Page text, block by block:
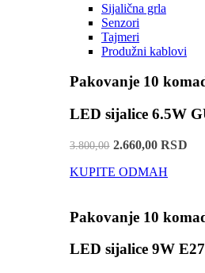
Sijalična grla
Senzori
Tajmeri
Produžni kablovi
Pakovanje 10
LED sijalice 6.5W
3.800,002.660,00 RSD
KUPITE ODMAH
Pakovanje 10
LED sijalice 9W E27